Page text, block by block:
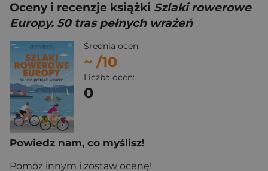
Oceny i recenzje książki Szlaki rowerowe
Europy. 50 tras pełnych wrażeń
Średnia ocen:
~ /10
Liczba ocen:
0
Powiedz nam, co myślisz!
Pomóż innym i zostaw ocenę!